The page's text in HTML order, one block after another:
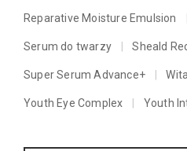
Reparative Moisture Emulsion
Serum do twarzy Sheald
Super Serum Advance+
Youth Eye Complex Youth